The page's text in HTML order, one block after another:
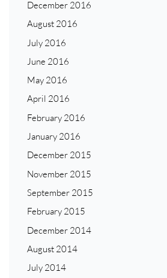
December 2016
August 2016
July 2016
June 2016
May 2016
April 2016
February 2016
January 2016
December 2015
November 2015
September 2015
February 2015
December 2014
August 2014
July 2014